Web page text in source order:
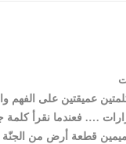
عميقتين على
…. فعندما نقرأ
قطعة أرض من